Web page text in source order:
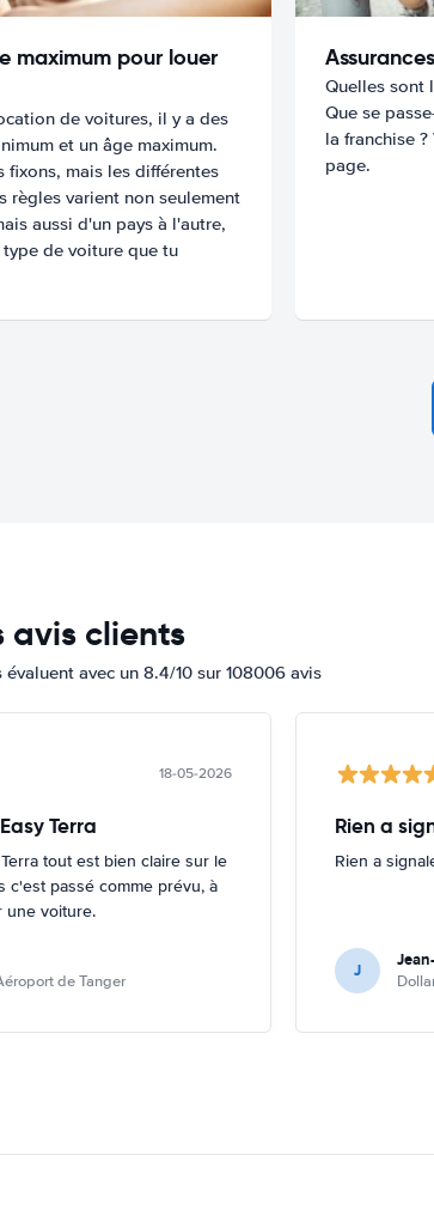
maximum pour louer
de voitures, il y a des
et un âge maximum.
fixons, mais les différentes
règles varient non seulement
aussi d'un pays à l'autre,
de voiture que tu
Quelles sont
Que se
la franchise
page.
avis clients
évaluent avec un 8.4/10 sur 108006 avis
18-05-2026
Terra
tout est bien claire sur le
c'est passé comme prévu, à
une voiture.
de Tanger
Rien a
Rien a
J